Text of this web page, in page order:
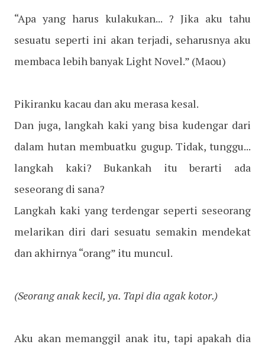
“Apa yang harus kulakukan... ? Jika aku tahu
sesuatu seperti ini akan terjadi, seharusnya aku
membaca lebih banyak Light Novel.” (Maou)
Pikiranku kacau dan aku merasa kesal.
Dan juga, langkah kaki yang bisa kudengar dari
dalam hutan membuatku gugup. Tidak, tunggu...
langkah kaki? Bukankah itu berarti ada
seseorang di sana?
Langkah kaki yang terdengar seperti seseorang
melarikan diri dari sesuatu semakin mendekat
dan akhirnya “orang” itu muncul.
(Seorang anak kecil, ya. Tapi dia agak kotor.)
Aku akan memanggil anak itu, tapi apakah dia